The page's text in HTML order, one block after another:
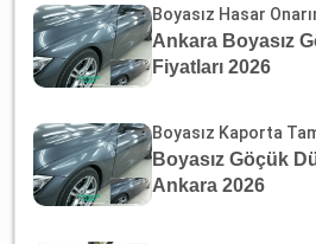
Boyasız Hasar
Ankara Boyasız
Fiyatları 2026
Boyasız Kaporta
Boyasız Göçük
Ankara 2026